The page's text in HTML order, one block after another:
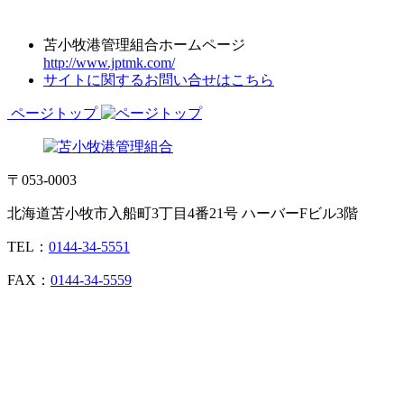
苫小牧港管理組合ホームページ
http://www.jptmk.com/
サイトに関するお問い合せはこちら
ページトップ
〒053-0003
北海道苫小牧市入船町3丁目4番21号 ハーバーFビル3階
TEL： 0144-34-5551
FAX： 0144-34-5559